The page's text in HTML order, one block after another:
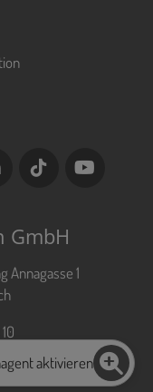
GmbH
Annagasse 1
aktivieren